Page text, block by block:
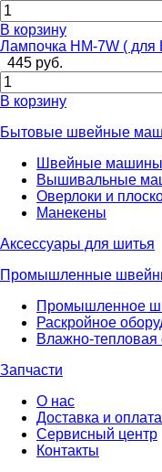
В корзину
Лампочка HM-7W (
445 руб.
В корзину
Бытовые швейные
Швейные машины
Вышивальные
Оверлоки и
Манекены
Аксессуары для шитья
Промышленные
Промышленное
Раскройное
Влажно-тепловая
Запчасти
О нас
Доставка и оплата
Сервисный центр
Контакты